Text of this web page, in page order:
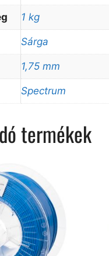
1 kg
Sárga
1,75 mm
Spectrum
termékek